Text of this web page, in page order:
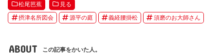
松尾芭蕉 見る
摂津名所図会 源平の庭 義経腰掛松 須磨のお大師さん
ABOUT この記事をかいた人。